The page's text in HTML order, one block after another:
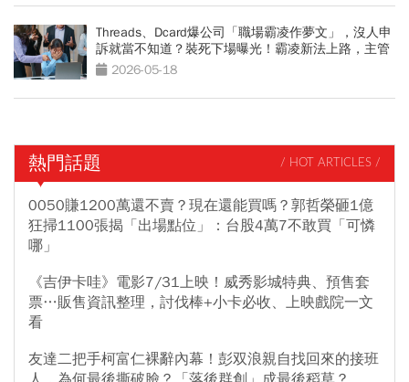
Threads、Dcard爆公司「職場霸凌作夢文」，沒人申
訴就當不知道？裝死下場曝光！霸凌新法上路，主管
人資7步驟自保
2026-05-18
熱門話題 / HOT ARTICLES /
0050賺1200萬還不賣？現在還能買嗎？郭哲榮砸1億
狂掃1100張揭「出場點位」：台股4萬7不敢買「可憐
哪」
《吉伊卡哇》電影7/31上映！威秀影城特典、預售套
票…販售資訊整理，討伐棒+小卡必收、上映戲院一文
看
友達二把手柯富仁裸辭內幕！彭双浪親自找回來的接班